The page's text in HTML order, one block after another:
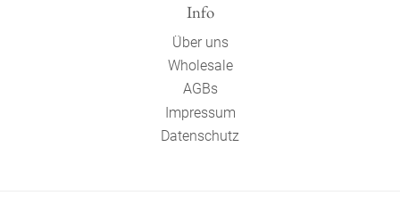
Info
Über uns
Wholesale
AGBs
Impressum
Datenschutz